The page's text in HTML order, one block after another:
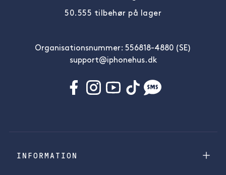
50.555 tilbehør på lager
Organisationsnummer: 556818-4880 (SE)
support@iphonehus.dk
INFORMATION